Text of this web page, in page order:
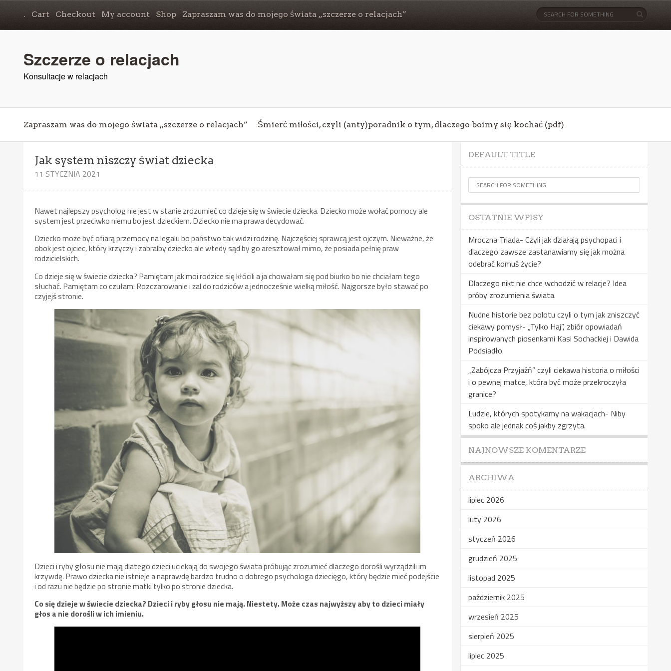
. Cart Checkout My account Shop Zapraszam was do mojego świata „szczerze o relacjach”
Szczerze o relacjach
Konsultacje w relacjach
Zapraszam was do mojego świata „szczerze o relacjach” Śmierć miłości, czyli (anty)poradnik o tym, dlaczego boimy się kochać (pdf)
Jak system niszczy świat dziecka
11 STYCZNIA 2021
Nawet najlepszy psycholog nie jest w stanie zrozumieć co dzieje się w świecie dziecka. Dziecko może wołać pomocy ale
system jest przeciwko niemu bo jest dzieckiem. Dziecko nie ma prawa decydować.
Dziecko może być ofiarą przemocy na legalu bo państwo tak widzi rodzinę. Najczęściej sprawcą jest ojczym. Nieważne, że
obok jest ojciec, który krzyczy i zabralby dziecko ale wtedy sąd by go aresztował mimo, że posiada pełnię praw
rodzicielskich.
Co dzieje się w świecie dziecka? Pamiętam jak moi rodzice się kłócili a ja chowałam się pod biurko bo nie chciałam tego
słuchać. Pamiętam co czułam: Rozczarowanie i żal do rodziców a jednocześnie wielką miłość. Najgorsze było stawać po
czyjejś stronie.
Dzieci i ryby głosu nie mają dlatego dzieci uciekają do swojego świata próbując zrozumieć dlaczego dorośli wyrządzili im
krzywdę. Prawo dziecka nie istnieje a naprawdę bardzo trudno o dobrego psychologa dziecięgo, który będzie mieć podejście
i od razu nie będzie po stronie matki tylko po stronie dziecka.
Co się dzieje w świecie dziecka? Dzieci i ryby głosu nie mają. Niestety. Może czas najwyższy aby to dzieci miały
głos a nie dorośli w ich imieniu.
DEFAULT TITLE
OSTATNIE WPISY
Mroczna Triada- Czyli jak działają psychopaci i
dlaczego zawsze zastanawiamy się jak można
odebrać komuś życie?
Dlaczego nikt nie chce wchodzić w relacje? Idea
próby zrozumienia świata.
Nudne historie bez polotu czyli o tym jak zniszczyć
ciekawy pomysł- „Tylko Haj”, zbiór opowiadań
inspirowanych piosenkami Kasi Sochackiej i Dawida
Podsiadło.
„Zabójcza Przyjaźń” czyli ciekawa historia o miłości
i o pewnej matce, która być może przekroczyła
granice?
Ludzie, których spotykamy na wakacjach- Niby
spoko ale jednak coś jakby zgrzyta.
NAJNOWSZE KOMENTARZE
ARCHIWA
lipiec 2026
luty 2026
styczeń 2026
grudzień 2025
listopad 2025
październik 2025
wrzesień 2025
sierpień 2025
lipiec 2025